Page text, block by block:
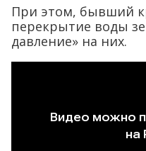
При этом, бывший
перекрытие воды
давление» на них.